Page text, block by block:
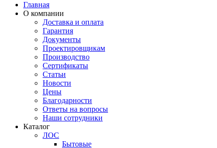
Главная
О компании
Доставка и оплата
Гарантия
Документы
Проектировщикам
Производство
Сертификаты
Статьи
Новости
Цены
Благодарности
Ответы на вопросы
Наши сотрудники
Каталог
ЛОС
Бытовые